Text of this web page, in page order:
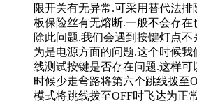
限开关有无异常.可采用替代法排
板保险丝有无熔断.一般不会存
除此问题.我们会遇到按键灯点不
为是电源方面的问题.这个时候
线测试按键是否存在问题.这样可
时候少走弯路将第六个跳线拨至
模式将跳线拨至OFF时飞达为正